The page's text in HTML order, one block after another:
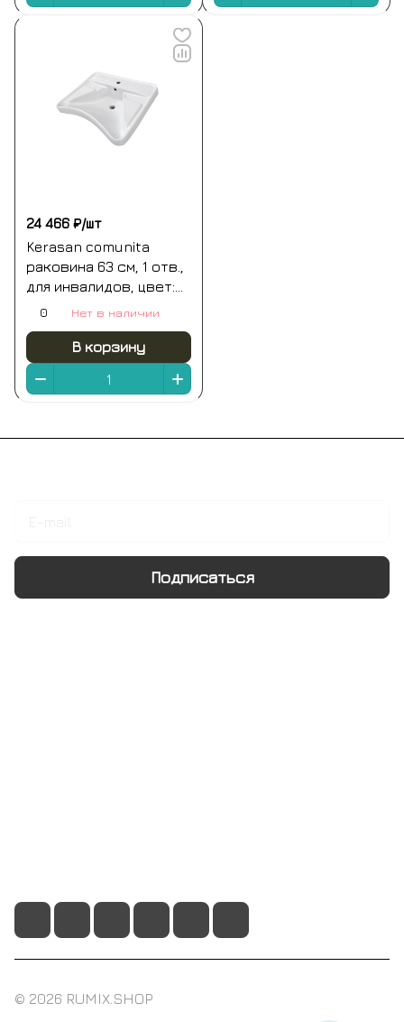
24 466 ₽/шт
Kerasan comunita
раковина 63 см, 1 отв.,
для инвалидов, цвет:
белый
0 Нет в наличии
В корзину
Подписаться
© 2026 RUMIX.SHOP